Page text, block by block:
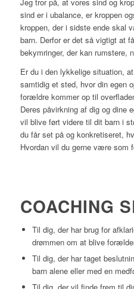
sind er i ubalance, er kroppen
kroppen, der i sidste ende skal
barn. Derfor er det så vigtigt at
bekymringer, der kan rumstere,
Er du i den lykkelige situation,
samtidig et sted, hvor din egen
forældre kommer op til
Deres påvirkning af dig og dine
vil blive ført videre til dit barn i
du får set på og konkretiseret,
Hvordan vil du gerne være som
COACHING
Til dig, der har brug for
drømmen om at blive
Til dig, der har taget
barn alene eller med en